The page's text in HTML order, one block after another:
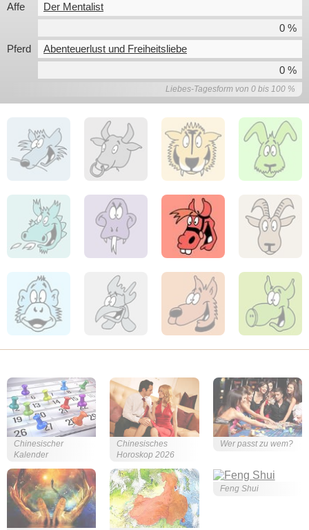
Affe
Der Mentalist
0 %
Pferd
Abenteuerlust und Freiheitsliebe
0 %
Liebes-Tagesform von 0 bis 100 %
Chinesischer
Kalender
Chinesisches
Horoskop 2026
Wer passt zu wem?
Feng Shui